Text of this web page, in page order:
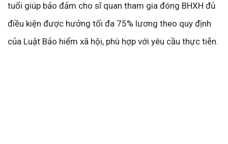
tuổi giúp bảo đảm cho sĩ quan tham gia đóng BHXH đủ
điều kiện được hưởng tối đa 75% lương theo quy định
của Luật Bảo hiểm xã hội, phù hợp với yêu cầu thực tiễn.